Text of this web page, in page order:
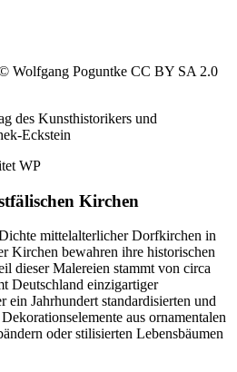
des Kunsthistorikers und
Eckstein
Kirchen
mittelalterlicher Dorfkirchen in
Kirchen bewahren ihre historischen
dieser Malereien stammt von circa
Deutschland einzigartiger
ein Jahrhundert standardisierten und
aus ornamentalen
oder stilisierten Lebensbäumen